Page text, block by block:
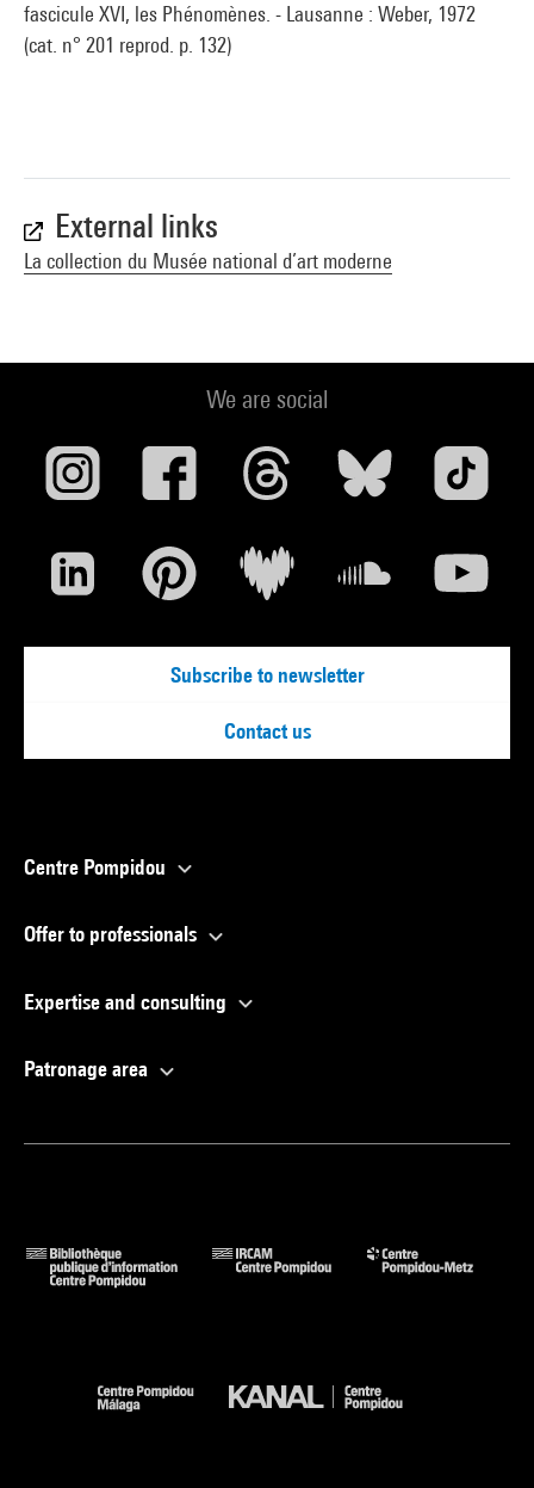
fascicule XVI, les Phénomènes. - Lausanne : Weber, 1972
(cat. n° 201 reprod. p. 132)
External links
La collection du Musée national d’art moderne
We are social
Subscribe to newsletter
Contact us
Centre Pompidou
Offer to professionals
Expertise and consulting
Patronage area